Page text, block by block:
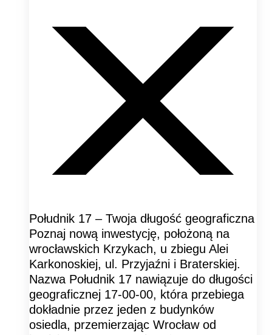
Południk 17 – Twoja długość geograficzna
Poznaj nową inwestycję, położoną na
wrocławskich Krzykach, u zbiegu Alei
Karkonoskiej, ul. Przyjaźni i Braterskiej.
Nazwa Południk 17 nawiązuje do długości
geograficznej 17-00-00, która przebiega
dokładnie przez jeden z budynków
osiedla, przemierzając Wrocław od